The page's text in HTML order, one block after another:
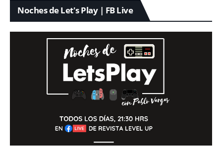
Noches de Let's Play | FB Live